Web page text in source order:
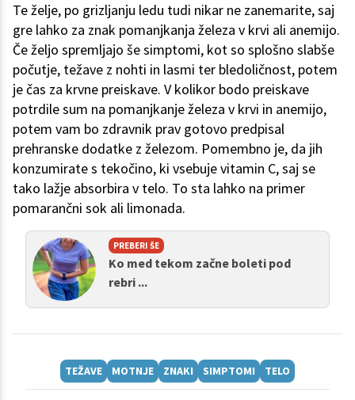
Te želje, po grizljanju ledu tudi nikar ne zanemarite, saj
gre lahko za znak pomanjkanja železa v krvi ali anemijo.
Če željo spremljajo še simptomi, kot so splošno slabše
počutje, težave z nohti in lasmi ter bledoličnost, potem
je čas za krvne preiskave. V kolikor bodo preiskave
potrdile sum na pomanjkanje železa v krvi in anemijo,
potem vam bo zdravnik prav gotovo predpisal
prehranske dodatke z železom. Pomembno je, da jih
konzumirate s tekočino, ki vsebuje vitamin C, saj se
tako lažje absorbira v telo. To sta lahko na primer
pomarančni sok ali limonada.
PREBERI ŠE
Ko med tekom začne boleti pod
rebri ...
TEŽAVE MOTNJE ZNAKI SIMPTOMI TELO